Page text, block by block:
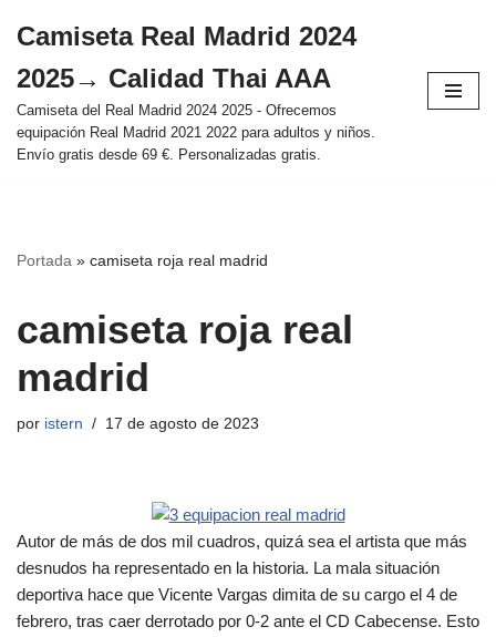
al
contenido
Camiseta Real Madrid 2024
2025→ Calidad Thai AAA
Camiseta del Real Madrid 2024 2025 - Ofrecemos
equipación Real Madrid 2021 2022 para adultos y niños.
Envío gratis desde 69 €. Personalizadas gratis.
Portada » camiseta roja real madrid
camiseta roja real
madrid
por istern 17 de agosto de 2023
Autor de más de dos mil cuadros, quizá sea el artista que más
desnudos ha representado en la historia. La mala situación
deportiva hace que Vicente Vargas dimita de su cargo el 4 de
febrero, tras caer derrotado por 0-2 ante el CD Cabecense. Esto